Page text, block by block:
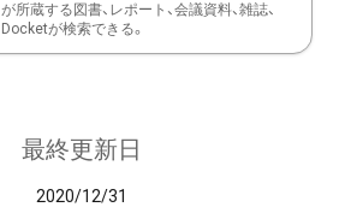
が所蔵する図書、レポート、会議資料、雑誌、
Docketが検索できる。
最終更新日
2020/12/31